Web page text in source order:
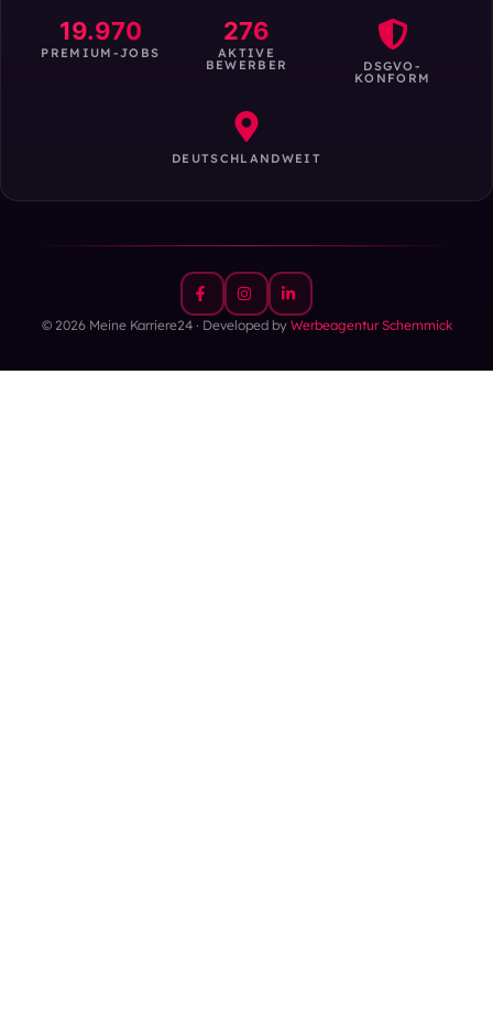
19.970
PREMIUM-JOBS
276
AKTIVE
BEWERBER DSGVO-
KONFORM
DEUTSCHLANDWEIT
© 2026 Meine Karriere24 · Developed by Werbeagentur Schemmick